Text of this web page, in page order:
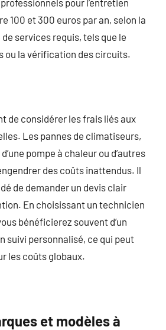
100 et 300 euros par an, selon la
services requis, tels que le
ou la vérification des circuits.
de considérer les frais liés aux
Les pannes de climatiseurs,
pompe à chaleur ou d’autres
des coûts inattendus. Il
de demander un devis clair
En choisissant un technicien
bénéficierez souvent d’un
suivi personnalisé, ce qui peut
les coûts globaux.
et modèles à